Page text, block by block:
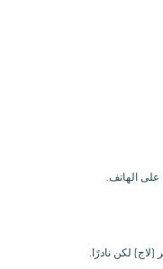
على الهاتف.
(لاج) لكن نادرًا.